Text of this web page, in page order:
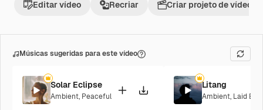
Editar vídeo Recriar Criar projeto de vídeo
Músicas sugeridas para este vídeo
Solar Eclipse
Ambient, Peaceful
Litang
Ambient, Laid